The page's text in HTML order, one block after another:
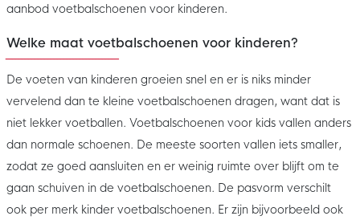
aanbod voetbalschoenen voor kinderen.
Welke maat voetbalschoenen voor kinderen?
De voeten van kinderen groeien snel en er is niks minder
vervelend dan te kleine voetbalschoenen dragen, want dat is
niet lekker voetballen. Voetbalschoenen voor kids vallen anders
dan normale schoenen. De meeste soorten vallen iets smaller,
zodat ze goed aansluiten en er weinig ruimte over blijft om te
gaan schuiven in de voetbalschoenen. De pasvorm verschilt
ook per merk kinder voetbalschoenen. Er zijn bijvoorbeeld ook